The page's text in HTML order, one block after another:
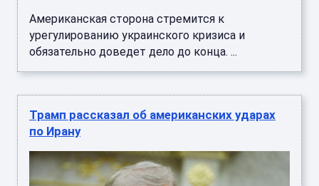
Американская сторона стремится к
урегулированию украинского кризиса и
обязательно доведет дело до конца. ...
Трамп рассказал об американских ударах
по Ирану